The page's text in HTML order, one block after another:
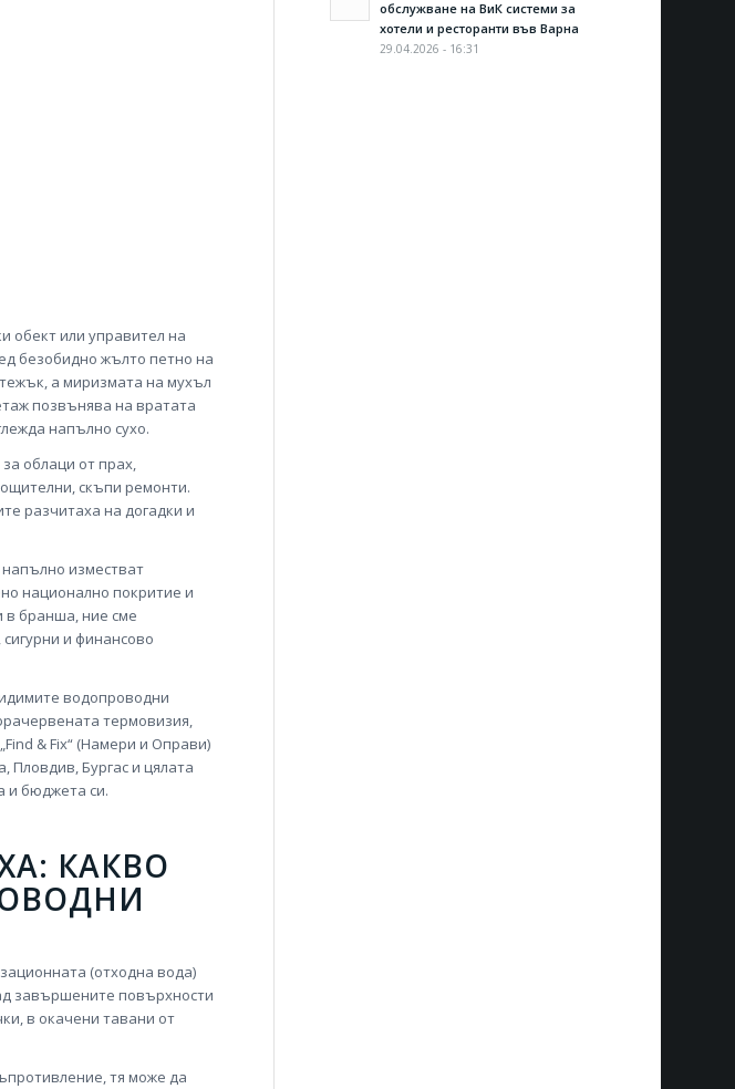
обект или управител на
безобидно жълто петно на
а миризмата на мухъл
позвънява на вратата
напълно сухо.
облаци от прах,
скъпи ремонти.
разчитаха на догадки и
изместват
национално покритие и
в бранша, ние сме
и финансово
водопроводни
термовизия,
& Fix“ (Намери и Оправи)
Пловдив, Бургас и цялата
и бюджета си.
КАКВО
(отходна вода)
завършените повърхности
в окачени тавани от
тя може да
обслужване на ВиК системи за
хотели и ресторанти във Варна
29.04.2026 - 16:31